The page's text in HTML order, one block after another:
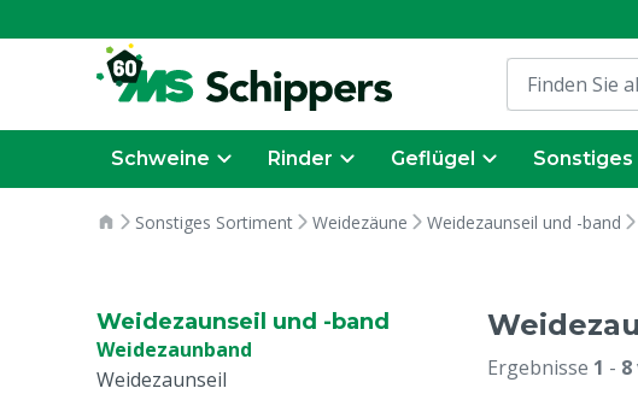
Schweine Rinder Geflügel Sonstiges
Sonstiges Sortiment Weidezäune Weidezaunseil und -band
Weidezaunseil und -band
Weidezaunband
Weidezaunseil
Ergebnisse 1 - 8